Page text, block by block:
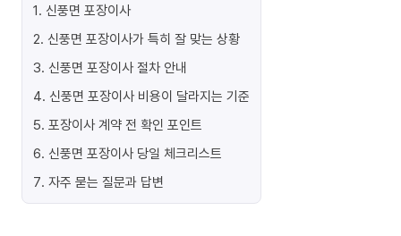
1. 신풍면 포장이사
2. 신풍면 포장이사가 특히 잘 맞는 상황
3. 신풍면 포장이사 절차 안내
4. 신풍면 포장이사 비용이 달라지는 기준
5. 포장이사 계약 전 확인 포인트
6. 신풍면 포장이사 당일 체크리스트
7. 자주 묻는 질문과 답변